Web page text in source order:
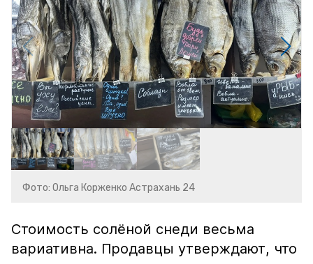
Фото: Ольга Корженко Астрахань 24
Стоимость солёной снеди весьма
вариативна. Продавцы утверждают, что